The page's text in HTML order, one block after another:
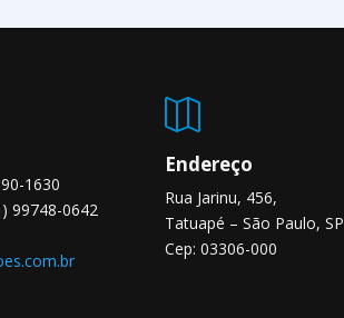
1630
99748-0642

Endereço
Rua Jarinu, 456,
Tatuapé – São Paulo, SP
Cep: 03306-000